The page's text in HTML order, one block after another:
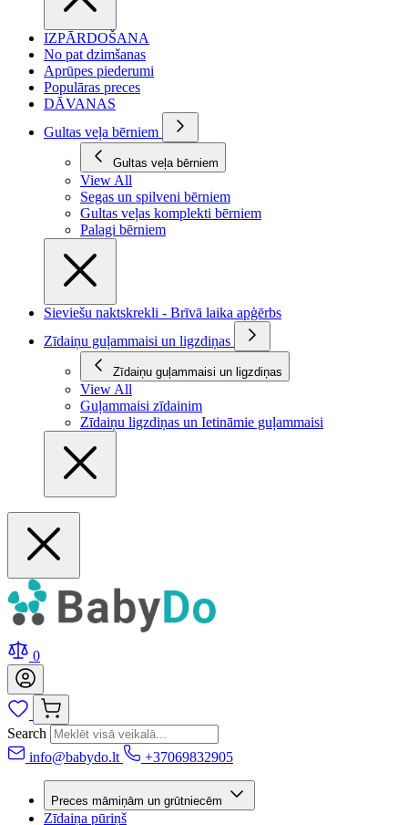
IZPĀRDOŠANA
No pat dzimšanas
Aprūpes piederumi
Populāras preces
DĀVANAS
Gultas veļa bērniem
Gultas veļa bērniem
View All
Segas un spilveni bērniem
Gultas veļas komplekti bērniem
Palagi bērniem
Sieviešu naktskrekli - Brīvā laika apģērbs
Zīdaiņu guļammaisi un ligzdiņas
Zīdaiņu guļammaisi un ligzdiņas
View All
Guļammaisi zīdainim
Zīdaiņu ligzdiņas un Ietināmie guļammaisi
0
Search
info@babydo.lt
+37069832905
Preces māmiņām un grūtniecēm
Zīdaiņa pūriņš